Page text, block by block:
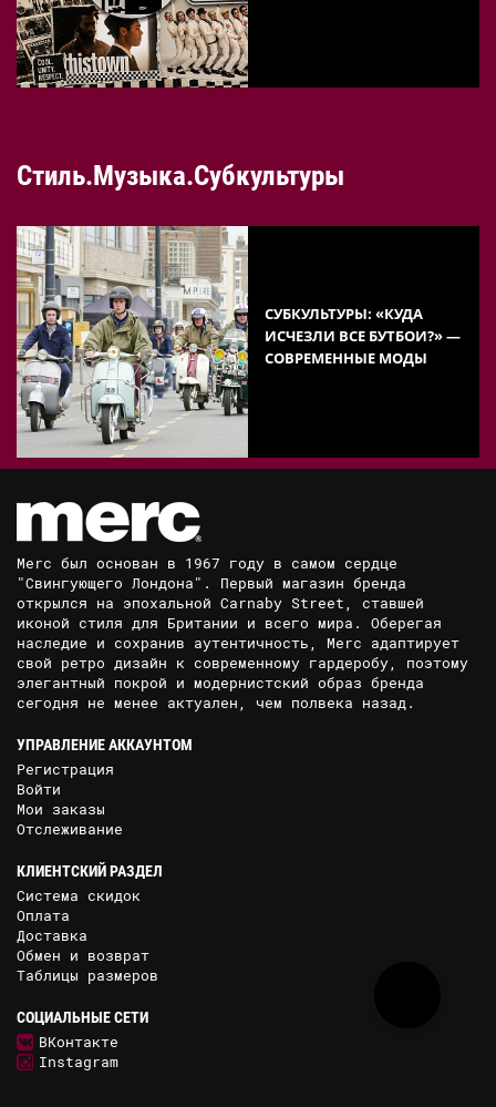
Стиль.Музыка.Субкультуры
СУБКУЛЬТУРЫ: «КУДА
ИСЧЕЗЛИ ВСЕ БУТБОИ?» —
СОВРЕМЕННЫЕ МОДЫ
Merc был основан в 1967 году в самом сердце
"Свингующего Лондона". Первый магазин бренда
открылся на эпохальной Carnaby Street, ставшей
иконой стиля для Британии и всего мира. Оберегая
наследие и сохранив аутентичность, Merc адаптирует
свой ретро дизайн к современному гардеробу, поэтому
элегантный покрой и модернистский образ бренда
сегодня не менее актуален, чем полвека назад.
УПРАВЛЕНИЕ АККАУНТОМ
Регистрация
Войти
Мои заказы
Отслеживание
КЛИЕНТСКИЙ РАЗДЕЛ
Система скидок
Оплата
Доставка
Обмен и возврат
Таблицы размеров
СОЦИАЛЬНЫЕ СЕТИ
ВКонтакте
Instagram